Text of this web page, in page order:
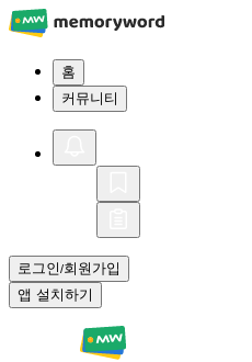
홈
커뮤니티
로그인/회원가입
앱 설치하기